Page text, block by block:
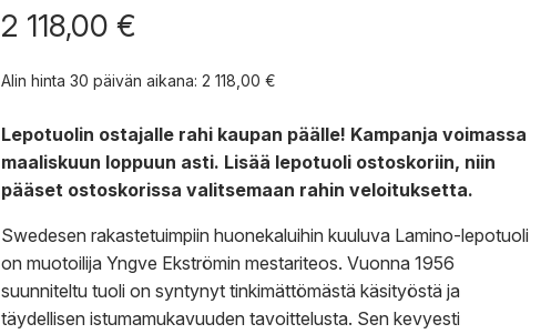
2 118,00 €
Alin hinta 30 päivän aikana: 2 118,00 €
Lepotuolin ostajalle rahi kaupan päälle! Kampanja voimassa
maaliskuun loppuun asti. Lisää lepotuoli ostoskoriin, niin
pääset ostoskorissa valitsemaan rahin veloituksetta.
Swedesen rakastetuimpiin huonekaluihin kuuluva Lamino-lepotuoli
on muotoilija Yngve Ekströmin mestariteos. Vuonna 1956
suunniteltu tuoli on syntynyt tinkimättömästä käsityöstä ja
täydellisen istumamukavuuden tavoittelusta. Sen kevyesti